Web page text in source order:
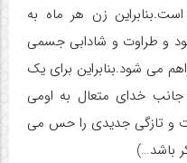
زن هر ماه به
و طراوت و شادابی جسمی
می شود.بنابراین برای یک
خدای متعال به اومی
و تازگی جدیدی را حس می
باشد…)